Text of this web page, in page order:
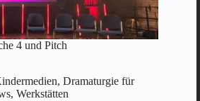
4 und Pitch
, Dramaturgie für
, Werkstätten